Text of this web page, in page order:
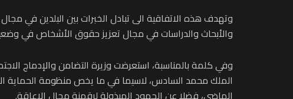
وتهدف هذه الاتفاقية الى تبادل الخبرات بين البلدين في
والأبحاث والدراسات في مجال تعزيز حقوق الأشخاص في
وفي كلمة بالمناسبة، استعرضت وزيرة التضامن والإدماج
الملك محمد السادس، لاسيما في ما يخص منظومة
الماضي، فضلا عن الجهود المبذولة لرقمنة مجال الإعاقة.